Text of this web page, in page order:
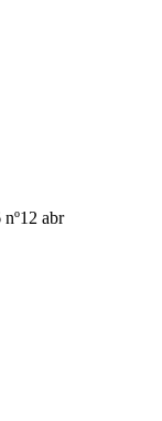
nº12 abr